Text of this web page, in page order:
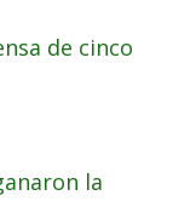
de cinco
la